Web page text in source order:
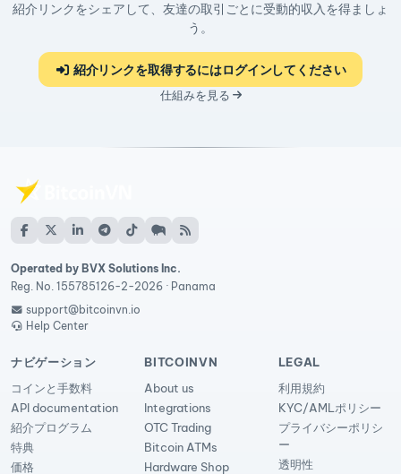
紹介リンクをシェアして、友達の取引ごとに受動的収入を得ましょ
う。
紹介リンクを取得するにはログインしてください
仕組みを見る
Operated by BVX Solutions Inc.
Reg. No. 155785126-2-2026 · Panama
support@bitcoinvn.io
Help Center
ナビゲーション
コインと手数料
API documentation
紹介プログラム
特典
価格
BITCOINVN
About us
Integrations
OTC Trading
Bitcoin ATMs
Hardware Shop
LEGAL
利用規約
KYC/AMLポリシー
プライバシーポリシ
ー
透明性